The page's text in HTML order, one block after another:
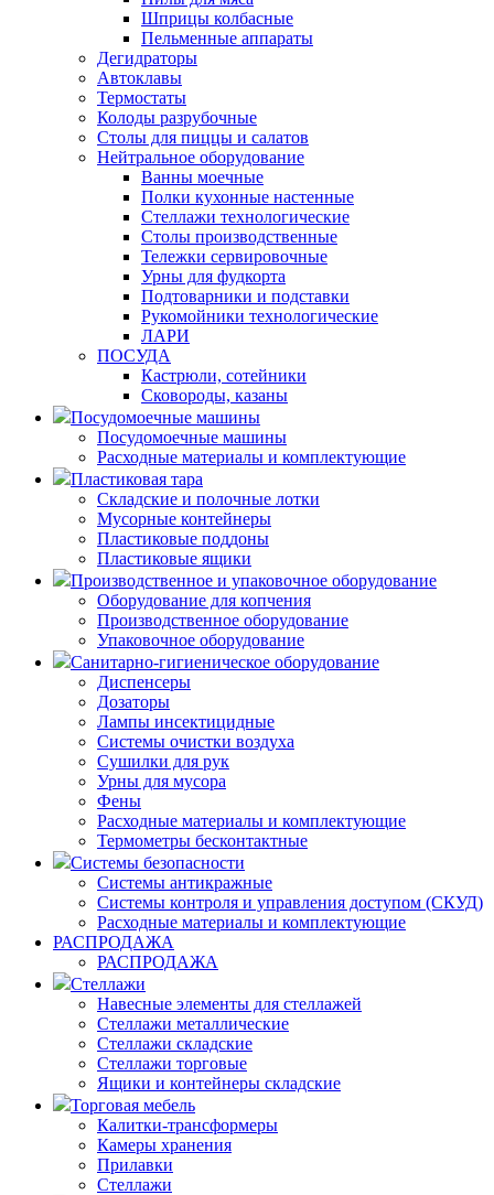
Шприцы колбасные
Пельменные аппараты
Дегидраторы
Автоклавы
Термостаты
Колоды разрубочные
Столы для пиццы и салатов
Нейтральное оборудование
Ванны моечные
Полки кухонные настенные
Стеллажи технологические
Столы производственные
Тележки сервировочные
Урны для фудкорта
Подтоварники и подставки
Рукомойники технологические
ЛАРИ
ПОСУДА
Кастрюли, сотейники
Сковороды, казаны
Посудомоечные машины
Посудомоечные машины
Расходные материалы и комплектующие
Пластиковая тара
Складские и полочные лотки
Мусорные контейнеры
Пластиковые поддоны
Пластиковые ящики
Производственное и упаковочное оборудование
Оборудование для копчения
Производственное оборудование
Упаковочное оборудование
Санитарно-гигиеническое оборудование
Диспенсеры
Дозаторы
Лампы инсектицидные
Системы очистки воздуха
Сушилки для рук
Урны для мусора
Фены
Расходные материалы и комплектующие
Термометры бесконтактные
Системы безопасности
Системы антикражные
Системы контроля и управления доступом (СКУД)
Расходные материалы и комплектующие
РАСПРОДАЖА
РАСПРОДАЖА
Стеллажи
Навесные элементы для стеллажей
Стеллажи металлические
Стеллажи складские
Стеллажи торговые
Ящики и контейнеры складские
Торговая мебель
Калитки-трансформеры
Камеры хранения
Прилавки
Стеллажи